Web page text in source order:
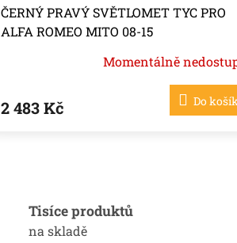
ČERNÝ PRAVÝ SVĚTLOMET TYC PRO
ALFA ROMEO MITO 08-15
Momentálně
2 483 Kč Do
Tisíce produktů
na skladě